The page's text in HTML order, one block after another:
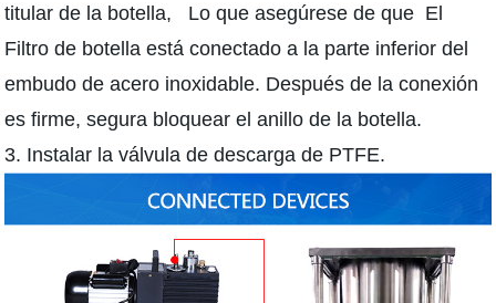
titular de la botella, Lo que asegúrese de que El
Filtro de botella está conectado a la parte inferior del
embudo de acero inoxidable. Después de la conexión
es firme, segura bloquear el anillo de la botella.
3. Instalar la válvula de descarga de PTFE.